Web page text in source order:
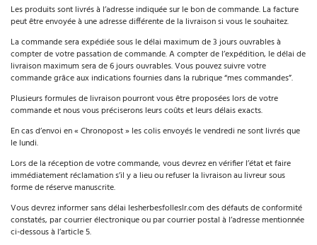
Les produits sont livrés à l’adresse indiquée sur le bon de commande. La facture
peut être envoyée à une adresse différente de la livraison si vous le souhaitez.
La commande sera expédiée sous le délai maximum de 3 jours ouvrables à
compter de votre passation de commande. A compter de l’expédition, le délai de
livraison maximum sera de 6 jours ouvrables. Vous pouvez suivre votre
commande grâce aux indications fournies dans la rubrique “mes commandes”.
Plusieurs formules de livraison pourront vous être proposées lors de votre
commande et nous vous préciserons leurs coûts et leurs délais exacts.
En cas d’envoi en « Chronopost » les colis envoyés le vendredi ne sont livrés que
le lundi.
Lors de la réception de votre commande, vous devrez en vérifier l’état et faire
immédiatement réclamation s’il y a lieu ou refuser la livraison au livreur sous
forme de réserve manuscrite.
Vous devrez informer sans délai lesherbesfolleslr.com des défauts de conformité
constatés, par courrier électronique ou par courrier postal à l’adresse mentionnée
ci-dessous à l’article 5.